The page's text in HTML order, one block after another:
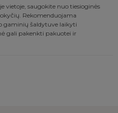
vietoje, saugokite nuo tiesioginės
Rekomenduojama
gaminių šaldytuve laikyti
gali pakenkti pakuotei ir